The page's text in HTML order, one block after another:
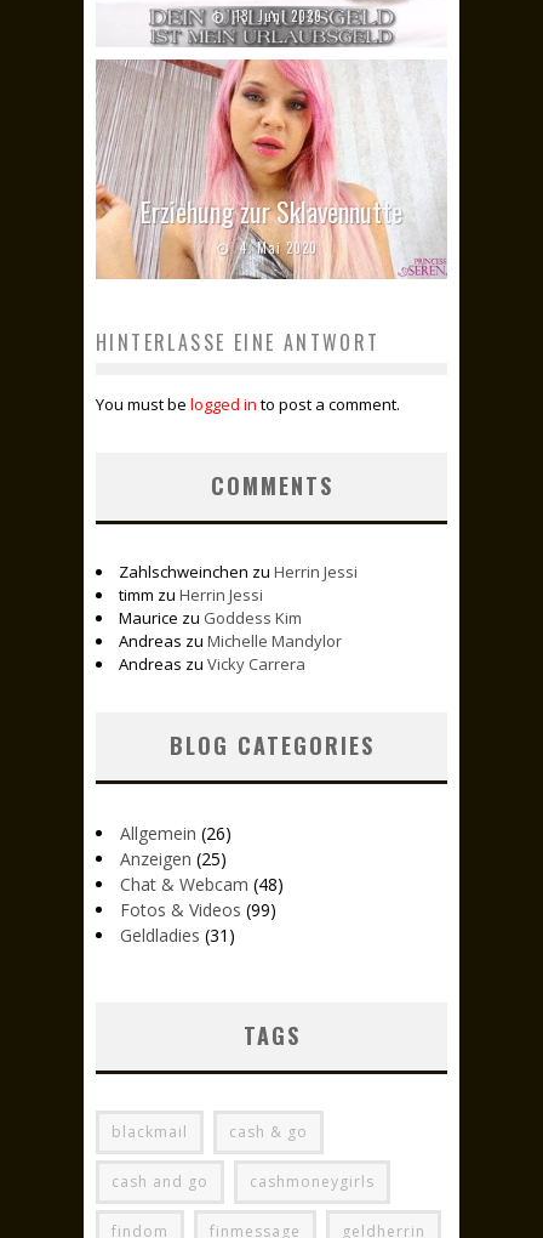
13. Juni 2020
Erziehung zur Sklavennutte
4. Mai 2020
HINTERLASSE EINE ANTWORT
You must be logged in to post a comment.
COMMENTS
Zahlschweinchen zu Herrin Jessi
timm zu Herrin Jessi
Maurice zu Goddess Kim
Andreas zu Michelle Mandylor
Andreas zu Vicky Carrera
BLOG CATEGORIES
Allgemein (26)
Anzeigen (25)
Chat & Webcam (48)
Fotos & Videos (99)
Geldladies (31)
TAGS
blackmail cash & go
cash and go cashmoneygirls
findom finmessage geldherrin